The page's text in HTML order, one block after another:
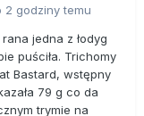
2 godziny temu
jedna z łodyg
puściła. Trichomy
Bastard, wstępny
79 g co da
trymie na